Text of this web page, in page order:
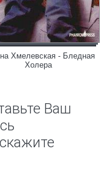
Хмелевская - Бледная
Холера
Ваш